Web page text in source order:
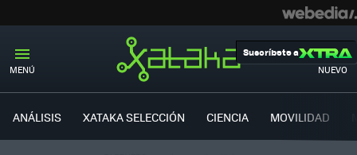
MENÚ NUEVO
Suscríbete a
ANÁLISIS XATAKA SELECCIÓN CIENCIA MOVILIDAD